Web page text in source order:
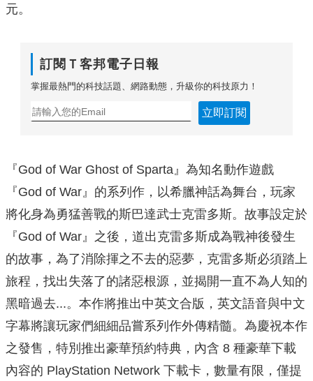
元。
訂閱Ｔ客邦電子日報
掌握最熱門的科技話題、網路動態，升級你的科技原力！
立即訂閱
『God of War Ghost of Sparta』為知名動作遊戲
『God of War』的系列作，以希臘神話為舞台，玩家
將化身為勇猛善戰的斯巴達武士克雷多斯。故事設定於
『God of War』之後，道出克雷多斯成為戰神後發生
的故事，為了消除揮之不去的惡夢，克雷多斯必須踏上
旅程，找出失落了的諸惡根源，並揭開一直不為人知的
黑暗過去...。本作將推出中英文合版，英文語音與中文
字幕將讓玩家們細細品嘗系列作外傳精髓。為慶祝本作
之發售，特別推出豪華預約特典，內含 8 種豪華下載
內容的 PlayStation Network 下載卡，數量有限，僅提